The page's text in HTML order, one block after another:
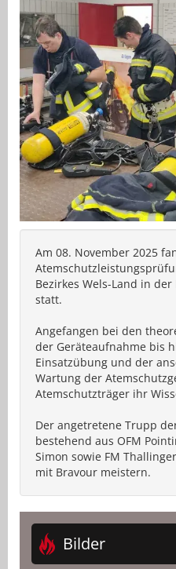
Am 08. November 2025
Bezirkes Wels-Land in
statt.
Angefangen bei den
der Geräteaufnahme bis
Einsatzübung und der
Wartung der
Atemschutzträger ihr
Der angetretene Trupp
bestehend aus OFM
Simon sowie FM
mit Bravour meistern.
Bilder